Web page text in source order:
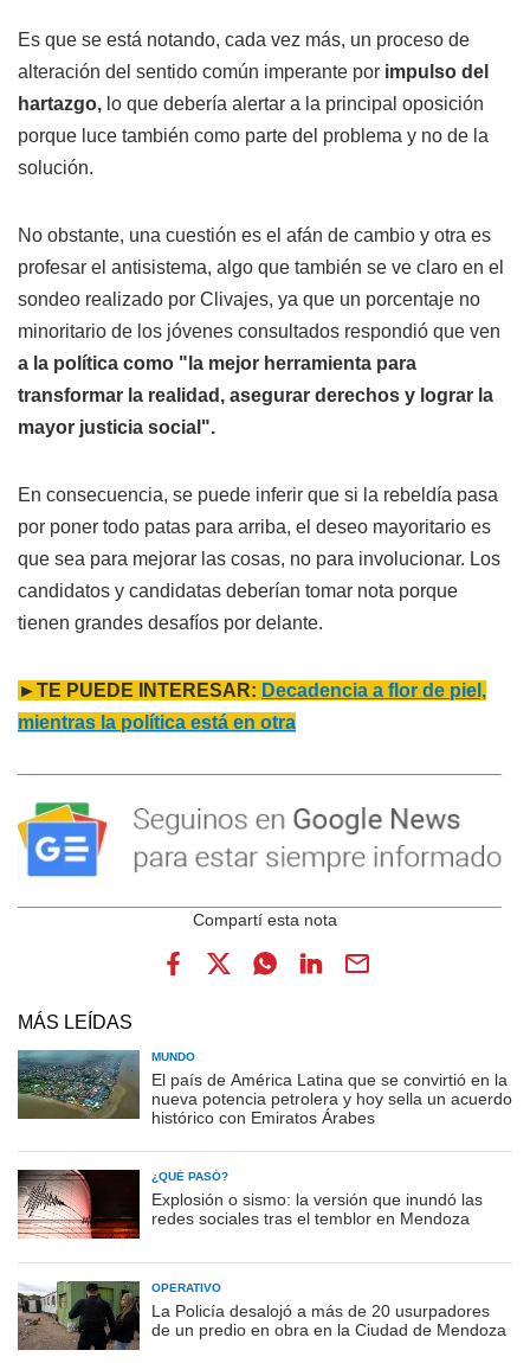
Es que se está notando, cada vez más, un proceso de
alteración del sentido común imperante por impulso del
hartazgo, lo que debería alertar a la principal oposición
porque luce también como parte del problema y no de la
solución.
No obstante, una cuestión es el afán de cambio y otra es
profesar el antisistema, algo que también se ve claro en el
sondeo realizado por Clivajes, ya que un porcentaje no
minoritario de los jóvenes consultados respondió que ven
a la política como "la mejor herramienta para
transformar la realidad, asegurar derechos y lograr la
mayor justicia social".
En consecuencia, se puede inferir que si la rebeldía pasa
por poner todo patas para arriba, el deseo mayoritario es
que sea para mejorar las cosas, no para involucionar. Los
candidatos y candidatas deberían tomar nota porque
tienen grandes desafíos por delante.
►TE PUEDE INTERESAR: Decadencia a flor de piel,
mientras la política está en otra
MÁS LEÍDAS
MUNDO
El país de América Latina que se convirtió en la
nueva potencia petrolera y hoy sella un acuerdo
histórico con Emiratos Árabes
¿QUÉ PASÓ?
Explosión o sismo: la versión que inundó las
redes sociales tras el temblor en Mendoza
OPERATIVO
La Policía desalojó a más de 20 usurpadores
de un predio en obra en la Ciudad de Mendoza